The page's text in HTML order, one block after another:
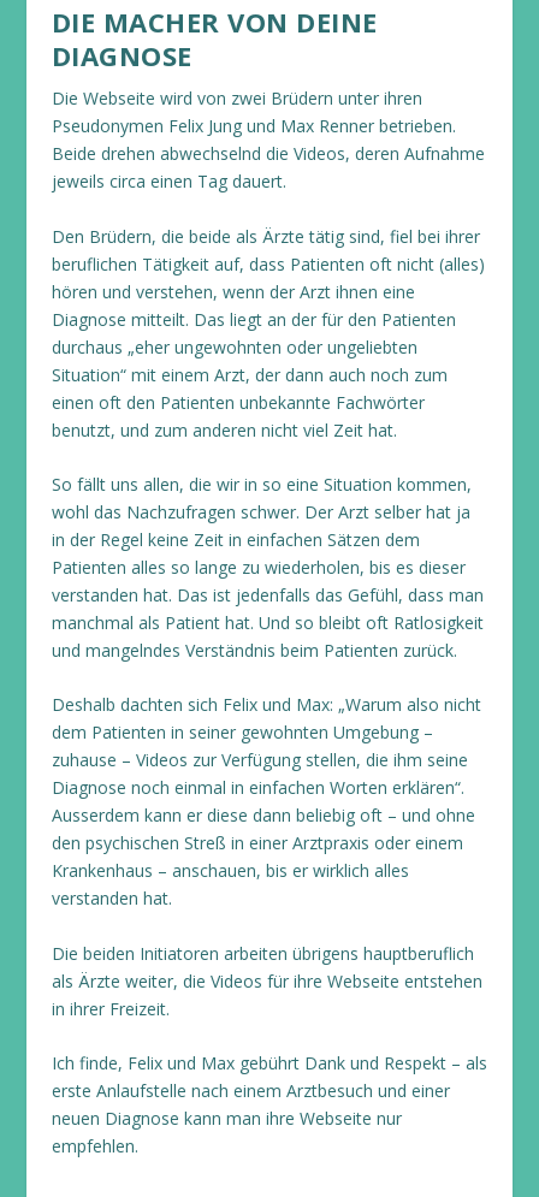
DIE MACHER VON DEINE
DIAGNOSE
Die Webseite wird von zwei Brüdern unter ihren
Pseudonymen Felix Jung und Max Renner betrieben.
Beide drehen abwechselnd die Videos, deren Aufnahme
jeweils circa einen Tag dauert.
Den Brüdern, die beide als Ärzte tätig sind, fiel bei ihrer
beruflichen Tätigkeit auf, dass Patienten oft nicht (alles)
hören und verstehen, wenn der Arzt ihnen eine
Diagnose mitteilt. Das liegt an der für den Patienten
durchaus „eher ungewohnten oder ungeliebten
Situation“ mit einem Arzt, der dann auch noch zum
einen oft den Patienten unbekannte Fachwörter
benutzt, und zum anderen nicht viel Zeit hat.
So fällt uns allen, die wir in so eine Situation kommen,
wohl das Nachzufragen schwer. Der Arzt selber hat ja
in der Regel keine Zeit in einfachen Sätzen dem
Patienten alles so lange zu wiederholen, bis es dieser
verstanden hat. Das ist jedenfalls das Gefühl, dass man
manchmal als Patient hat. Und so bleibt oft Ratlosigkeit
und mangelndes Verständnis beim Patienten zurück.
Deshalb dachten sich Felix und Max: „Warum also nicht
dem Patienten in seiner gewohnten Umgebung –
zuhause – Videos zur Verfügung stellen, die ihm seine
Diagnose noch einmal in einfachen Worten erklären“.
Ausserdem kann er diese dann beliebig oft – und ohne
den psychischen Streß in einer Arztpraxis oder einem
Krankenhaus – anschauen, bis er wirklich alles
verstanden hat.
Die beiden Initiatoren arbeiten übrigens hauptberuflich
als Ärzte weiter, die Videos für ihre Webseite entstehen
in ihrer Freizeit.
Ich finde, Felix und Max gebührt Dank und Respekt – als
erste Anlaufstelle nach einem Arztbesuch und einer
neuen Diagnose kann man ihre Webseite nur
empfehlen.